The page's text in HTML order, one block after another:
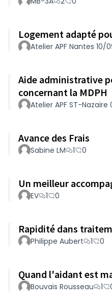
Logement adapté
Atelier APF Nantes 10/
Aide administrative
concernant la MDPH
Atelier APF ST-
Avance des Frais
Sabine LM 1 0
Un meilleur
EV 1 0
Rapidité dans
Philippe Aubert 1 0
Quand l'aidant est
Bouvais Rousseau 1